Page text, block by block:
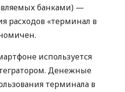
банками) —
расходов «терминал в
используется
Денежные
терминала в